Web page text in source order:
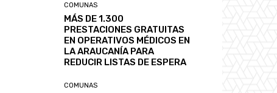
COMUNAS
MÁS DE 1.300
PRESTACIONES GRATUITAS
EN OPERATIVOS MÉDICOS EN
LA ARAUCANÍA PARA
REDUCIR LISTAS DE ESPERA
COMUNAS